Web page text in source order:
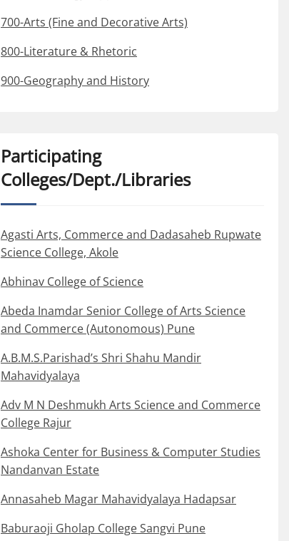
700-Arts (Fine and Decorative Arts)
800-Literature & Rhetoric
900-Geography and History
Participating
Colleges/Dept./Libraries
Agasti Arts, Commerce and Dadasaheb Rupwate
Science College, Akole
Abhinav College of Science
Abeda Inamdar Senior College of Arts Science
and Commerce (Autonomous) Pune
A.B.M.S.Parishad’s Shri Shahu Mandir
Mahavidyalaya
Adv M N Deshmukh Arts Science and Commerce
College Rajur
Ashoka Center for Business & Computer Studies
Nandanvan Estate
Annasaheb Magar Mahavidyalaya Hadapsar
Baburaoji Gholap College Sangvi Pune